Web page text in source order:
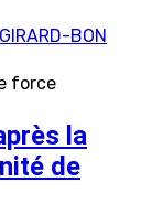
BON
force
la
de